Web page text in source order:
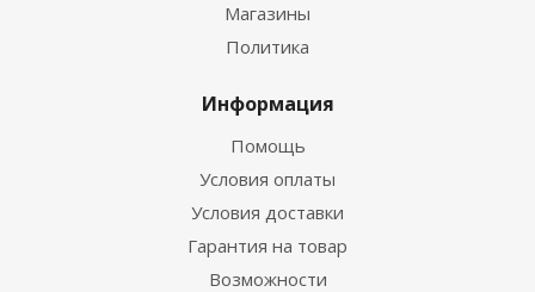
Магазины
Политика
Информация
Помощь
Условия оплаты
Условия доставки
Гарантия на товар
Возможности